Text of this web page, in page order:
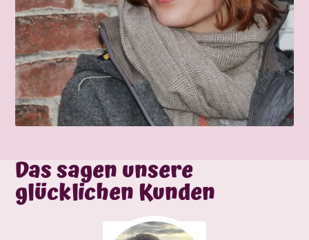
Das sagen unsere
glücklichen Kunden